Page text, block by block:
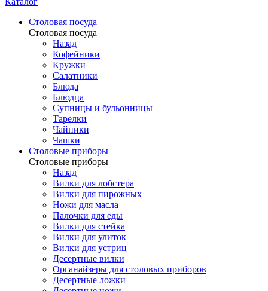
Столовая посуда
Столовая посуда
Назад
Кофейники
Кружки
Салатники
Блюда
Блюдца
Супницы и бульонницы
Тарелки
Чайники
Чашки
Cтоловые приборы
Cтоловые приборы
Назад
Вилки для лобстера
Вилки для пирожных
Ножи для масла
Палочки для еды
Вилки для стейка
Вилки для улиток
Вилки для устриц
Десертные вилки
Органайзеры для столовых приборов
Десертные ложки